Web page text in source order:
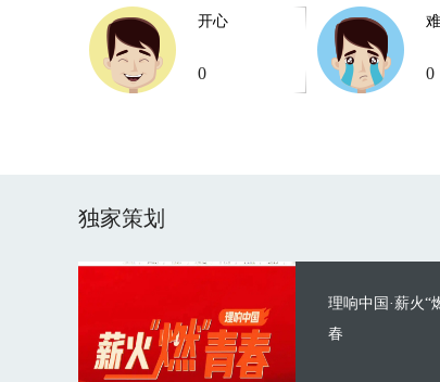
开心
0 0
独家策划
理响中国·薪火“
春